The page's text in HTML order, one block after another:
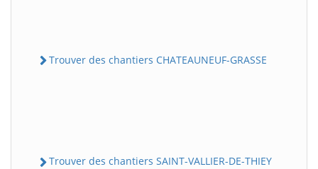
Trouver des chantiers CHATEAUNEUF-GRASSE
Trouver des chantiers SAINT-VALLIER-DE-THIEY